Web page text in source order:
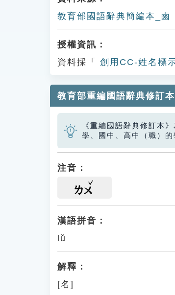
教育部國語辭典簡編本_鹵
授權資訊：
資料採「
創用CC-姓名標
教育部重編國語辭典修訂本
《重編國語辭典修訂本
學、國中、高中（職）
注音：
ㄌㄨ
漢語拼音：
lǔ
解釋：
[名]